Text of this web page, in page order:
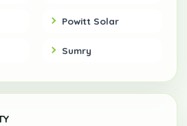
Powitt Solar
Sumry